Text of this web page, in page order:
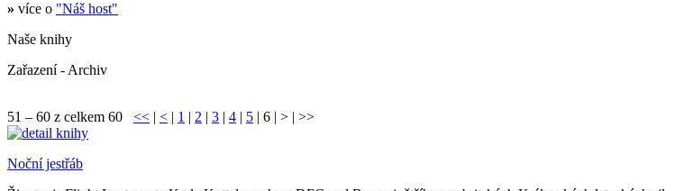
» více o "Náš host"
Naše knihy
Zařazení - Archiv
51 – 60 z celkem 60 << | < | 1 | 2 | 3 | 4 | 5 | 6 | > | >>
Noční jestřáb